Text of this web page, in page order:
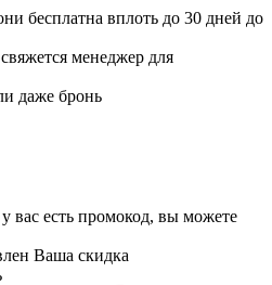
бесплатна вплоть до 30 дней до
менеджер для
даже бронь
вас есть промокод, вы можете
Ваша скидка